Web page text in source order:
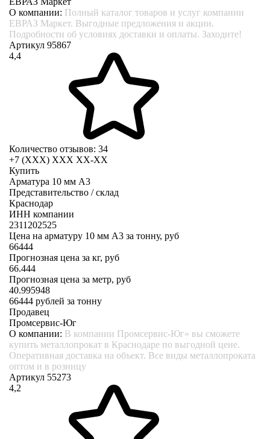
О компании: Полный каталог товаров и услуг компании
ЕВРАЗ Маркет. Выгодные предложения и акции.
Подробности об условиях доставки и оплаты. Заходите!
Артикул 95867
4,4
Количество отзывов: 34
+7 (XXX) ХХХ ХХ-ХХ
Купить
Арматура 10 мм А3
Представительство / склад
Краснодар
ИНН компании
2311202525
Цена на арматуру 10 мм А3 за тонну, руб
66444
Прогнозная цена за кг, руб
66.444
Прогнозная цена за метр, руб
40.995948
66444 рублей за тонну
Продавец
Промсервис-Юг
О компании: В компании Промсервис-Юг» вы сможете
купить металлопрокат в Краснодаре по выгодной цене.
Оперативная доставка на объект. Все виды металлопроката
оптом и в розницу
Артикул 55273
4,2